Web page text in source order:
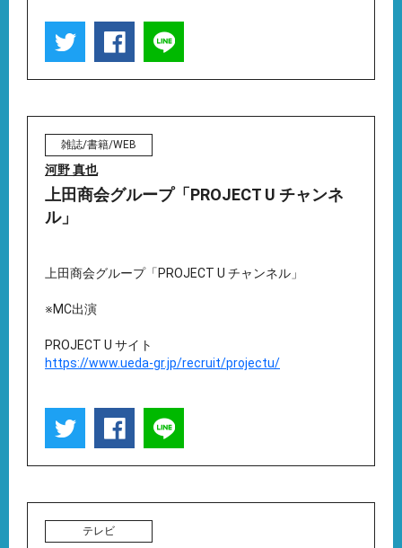
雑誌/書籍/WEB
河野 真也
上田商会グループ「PROJECT U チャンネ
ル」
上田商会グループ「PROJECT U チャンネル」
※MC出演
PROJECT U サイト
https://www.ueda-gr.jp/recruit/projectu/
テレビ